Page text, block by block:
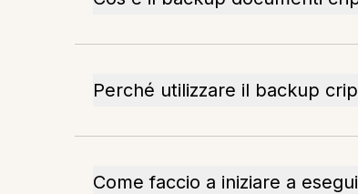
Perché utilizzare il backup
Come faccio a iniziare a